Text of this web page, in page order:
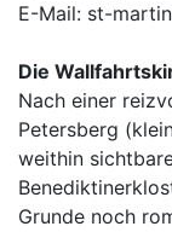
E-Mail: st-
Die
Nach einer
Petersberg
weithin
Grunde noch